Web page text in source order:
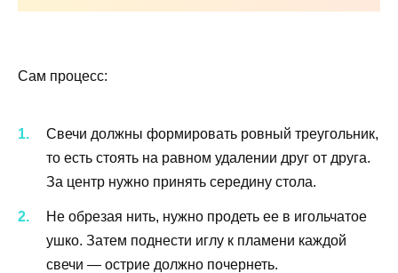
Сам процесс:
Свечи должны формировать ровный треугольник,
то есть стоять на равном удалении друг от друга.
За центр нужно принять середину стола.
Не обрезая нить, нужно продеть ее в игольчатое
ушко. Затем поднести иглу к пламени каждой
свечи — острие должно почернеть.